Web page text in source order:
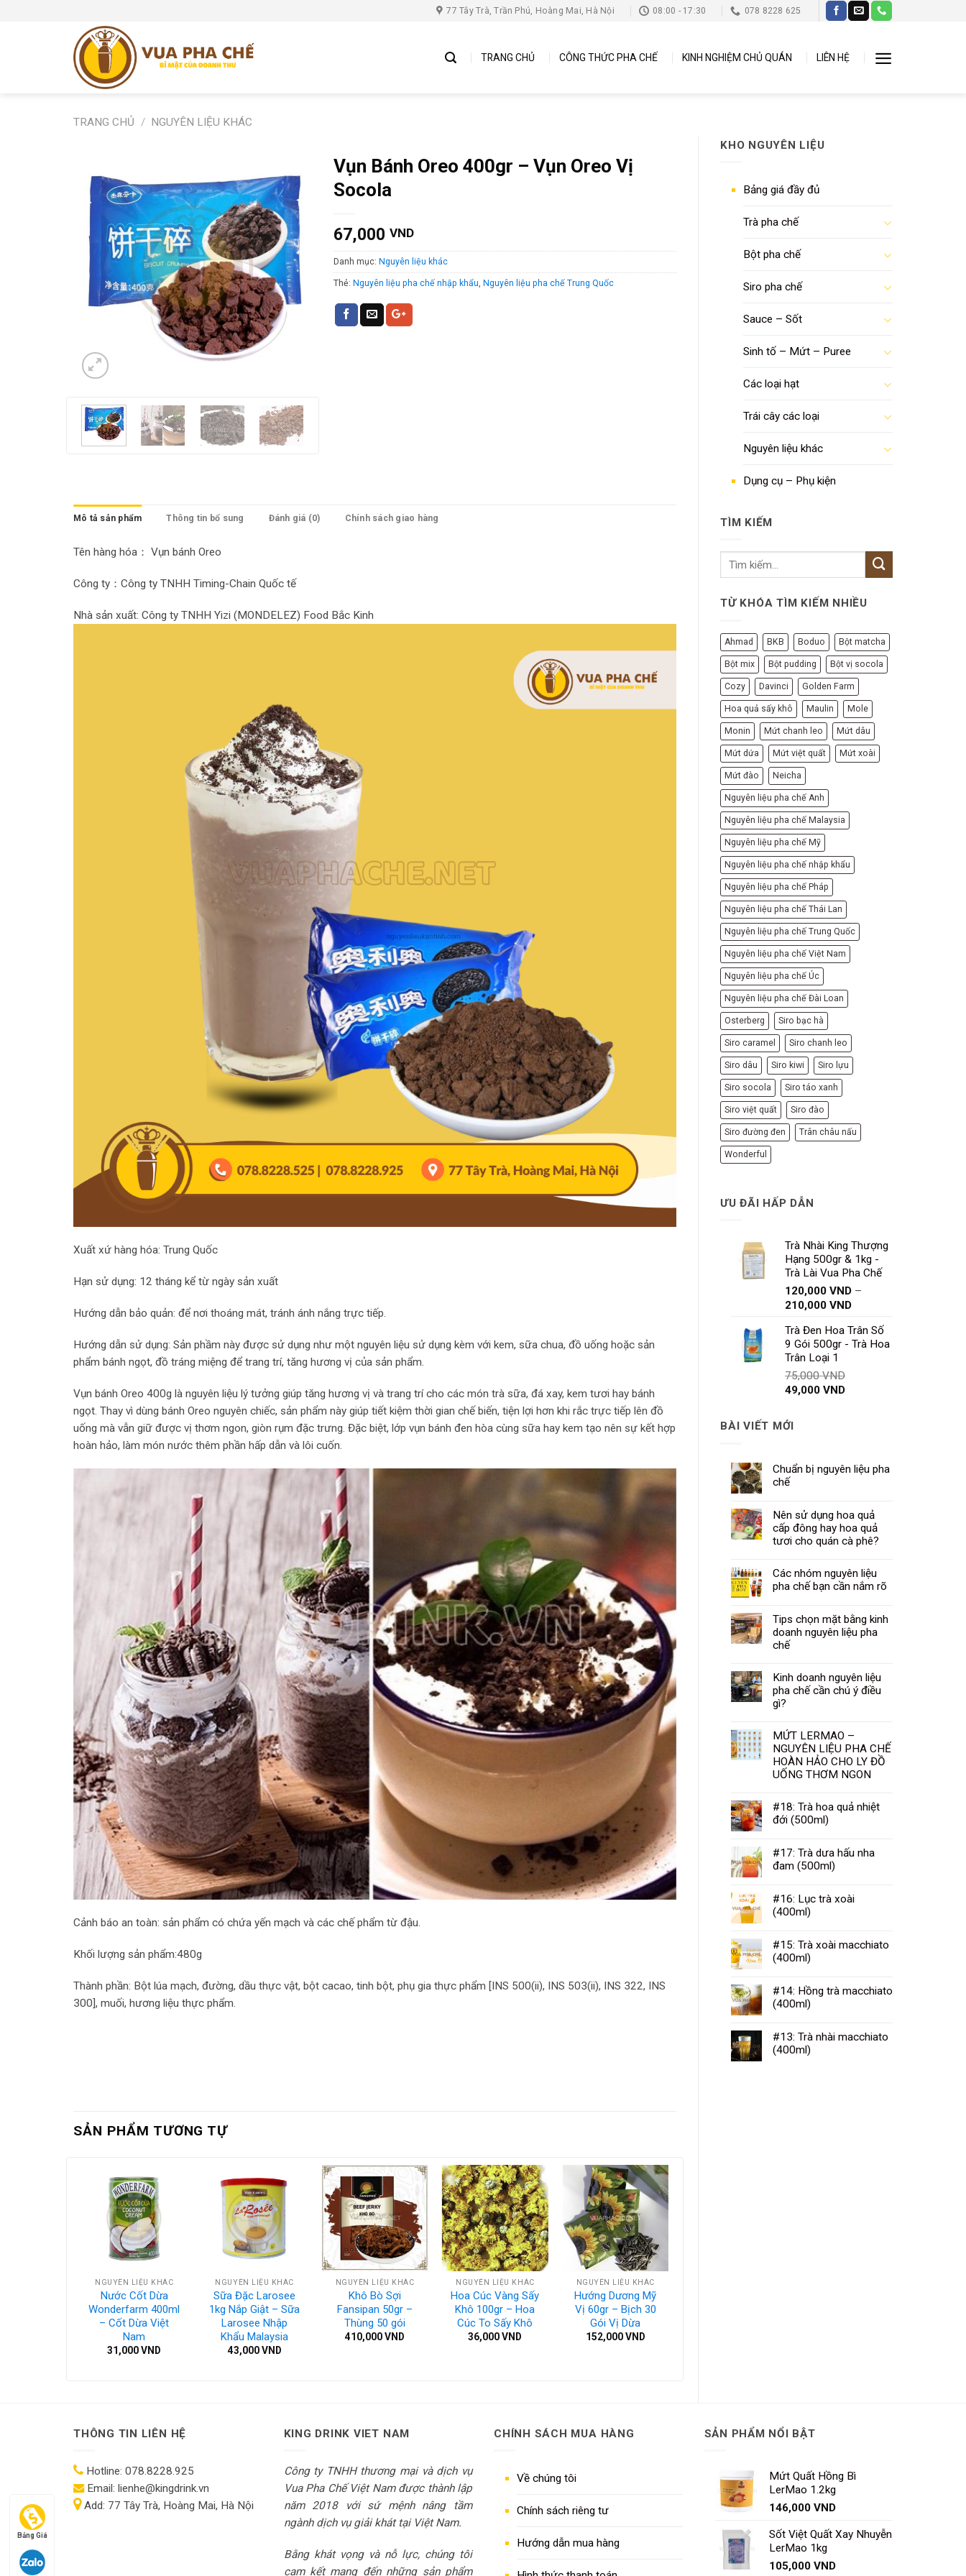
77 Tây Trà, Trần Phú, Hoàng Mai, Hà Nội 08:00 - 17:30 078 8228 625
TRANG CHỦ CÔNG THỨC PHA CHẾ KINH NGHIỆM CHỦ QUÁN LIÊN HỆ
TRANG CHỦ / NGUYÊN LIỆU KHÁC
KHO NGUYÊN LIỆU
Bảng giá đầy đủ
Trà pha chế
Bột pha chế
Siro pha chế
Sauce – Sốt
Sinh tố – Mứt – Puree
Các loại hạt
Trái cây các loại
Nguyên liệu khác
Dụng cụ – Phụ kiện
TÌM KIẾM
TỪ KHÓA TÌM KIẾM NHIỀU
Ahmad BKB Boduo Bột matcha
Bột mix Bột pudding Bột vị socola
Cozy Davinci Golden Farm
Hoa quả sấy khô Maulin Mole
Monin Mứt chanh leo Mứt dâu
Mứt dứa Mứt việt quất Mứt xoài
Mứt đào Neicha
Nguyên liệu pha chế Anh
Nguyên liệu pha chế Malaysia
Nguyên liệu pha chế Mỹ
Nguyên liệu pha chế nhập khẩu
Nguyên liệu pha chế Pháp
Nguyên liệu pha chế Thái Lan
Nguyên liệu pha chế Trung Quốc
Nguyên liệu pha chế Việt Nam
Nguyên liệu pha chế Úc
Nguyên liệu pha chế Đài Loan
Osterberg Siro bạc hà
Siro caramel Siro chanh leo
Siro dâu Siro kiwi Siro lựu
Siro socola Siro táo xanh
Siro việt quất Siro đào
Siro đường đen Trân châu nấu
Wonderful
ƯU ĐÃI HẤP DẪN
Trà Nhài King Thượng
Hạng 500gr & 1kg -
Trà Lài Vua Pha Chế
120,000 VND –
210,000 VNDKhoảng
từ
120,000 VND
Trà Đen Hoa Trân Số
9 Gói 500gr - Trà Hoa
Trân Loại 1
75,000VND
49,000 VNDGiá
BÀI VIẾT MỚI
Chuẩn bị nguyên liệu pha
chế
Nên sử dụng hoa quả
cấp đông hay hoa quả
tươi cho quán cà phê?
Các nhóm nguyên liệu
pha chế bạn cần nắm rõ
Tips chọn mặt bằng kinh
doanh nguyên liệu pha
chế
Kinh doanh nguyên liệu
pha chế cần chú ý điều
gì?
MỨT LERMAO –
NGUYÊN LIỆU PHA CHẾ
HOÀN HẢO CHO LY ĐỒ
UỐNG THƠM NGON
#18: Trà hoa quả nhiệt
đới (500ml)
#17: Trà dưa hấu nha
đam (500ml)
#16: Lục trà xoài
(400ml)
#15: Trà xoài macchiato
(400ml)
#14: Hồng trà macchiato
(400ml)
#13: Trà nhài macchiato
(400ml)
Vụn Bánh Oreo 400gr – Vụn Oreo Vị
Socola
67,000VND
Danh mục: Nguyên liệu khác
Thẻ: Nguyên liệu pha chế nhập khẩu, Nguyên liệu pha chế Trung Quốc
Mô tả sản phẩm Thông tin bổ sung Đánh giá (0) Chính sách giao hàng
Tên hàng hóa： Vụn bánh Oreo
Công ty：Công ty TNHH Timing-Chain Quốc tế
Nhà sản xuất: Công ty TNHH Yizi (MONDELEZ) Food Bắc Kinh
Xuất xứ hàng hóa: Trung Quốc
Hạn sử dụng: 12 tháng kể từ ngày sản xuất
Hướng dẫn bảo quản: để nơi thoáng mát, tránh ánh nắng trực tiếp.
Hướng dẫn sử dụng: Sản phầm này được sử dụng như một nguyên liệu sử dụng kèm với kem, sữa chua, đồ uống hoặc sản
phẩm bánh ngọt, đồ tráng miệng để trang trí, tăng hương vị của sản phẩm.
Vụn bánh Oreo 400g là nguyên liệu lý tưởng giúp tăng hương vị và trang trí cho các món trà sữa, đá xay, kem tươi hay bánh
ngọt. Thay vì dùng bánh Oreo nguyên chiếc, sản phẩm này giúp tiết kiệm thời gian chế biến, tiện lợi hơn khi rắc trực tiếp lên đồ
uống mà vẫn giữ được vị thơm ngon, giòn rụm đặc trưng. Đặc biệt, lớp vụn bánh đen hòa cùng sữa hay kem tạo nên sự kết hợp
hoàn hảo, làm món nước thêm phần hấp dẫn và lôi cuốn.
Cảnh báo an toàn: sản phẩm có chứa yến mạch và các chế phẩm từ đậu.
Khối lượng sản phẩm:480g
Thành phần: Bột lúa mạch, đường, dầu thực vật, bột cacao, tinh bột, phụ gia thực phẩm [INS 500(ii), INS 503(ii), INS 322, INS
300], muối, hương liệu thực phẩm.
SẢN PHẨM TƯƠNG TỰ
NGUYÊN LIỆU KHÁC
Nước Cốt Dừa
Wonderfarm 400ml
– Cốt Dừa Việt
Nam
31,000VND
NGUYÊN LIỆU KHÁC
Sữa Đặc Larosee
1kg Nắp Giật – Sữa
Larosee Nhập
Khẩu Malaysia
43,000VND
NGUYÊN LIỆU KHÁC
Khô Bò Sợi
Fansipan 50gr –
Thùng 50 gói
410,000VND
NGUYÊN LIỆU KHÁC
Hoa Cúc Vàng Sấy
Khô 100gr – Hoa
Cúc To Sấy Khô
36,000VND
NGUYÊN LIỆU KHÁC
Hướng Dương Mỹ
Vị 60gr – Bịch 30
Gói Vị Dừa
152,000VND
THÔNG TIN LIÊN HỆ
Hotline: 078.8228.925
Email: lienhe@kingdrink.vn
Add: 77 Tây Trà, Hoàng Mai, Hà Nội
KING DRINK VIET NAM
Công ty TNHH thương mại và dịch vụ
Vua Pha Chế Việt Nam được thành lập
năm 2018 với sứ mệnh nâng tầm
ngành dịch vụ giải khát tại Việt Nam.
Bằng khát vọng và nỗ lực, chúng tôi
cam kết mang đến những sản phẩm
CHÍNH SÁCH MUA HÀNG
Về chúng tôi
Chính sách riêng tư
Hướng dẫn mua hàng
SẢN PHẨM NỔI BẬT
Mứt Quất Hồng Bì
LerMao 1.2kg
146,000 VND
Sốt Việt Quất Xay Nhuyễn
LerMao 1kg
105,000 VND
Bảng Giá